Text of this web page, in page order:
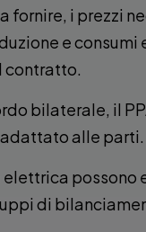
fornire, i prezzi
e consumi
contratto.
bilaterale, il
alle parti.
possono
di